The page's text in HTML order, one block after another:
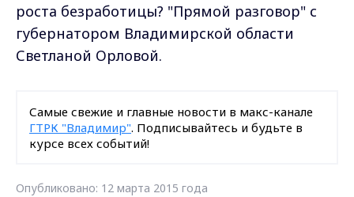
роста безработицы? "Прямой разговор" с
губернатором Владимирской области
Светланой Орловой.
Самые свежие и главные новости в макс-канале
ГТРК "Владимир". Подписывайтесь и будьте в
курсе всех событий!
Опубликовано: 12 марта 2015 года